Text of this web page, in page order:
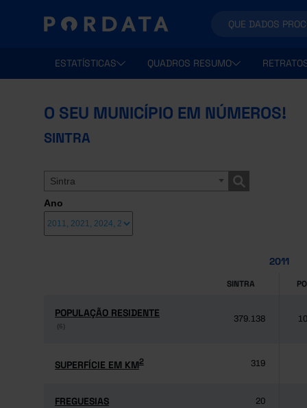
ESTATÍSTICAS QUADROS RESUMO
O SEU MUNICÍPIO EM NÚMEROS!
SINTRA
Sintra
Ano
2011
SINTRA
POPULAÇÃO RESIDENTE
(6)
POPULAÇÃO RESIDENTE
(6)
379.138
SUPERFÍCIE EM KM2
SUPERFÍCIE EM KM2 319
FREGUESIAS
FREGUESIAS 20